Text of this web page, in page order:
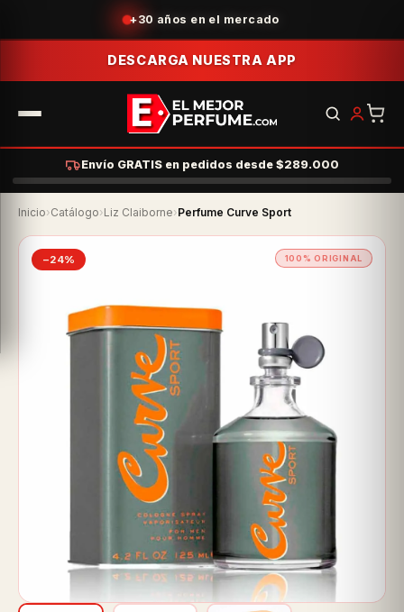
Acumula puntos con tus compras
DESCARGA NUESTRA APP
Envío GRATIS en pedidos desde $289.000
Inicio›Catálogo›Liz Claiborne›Perfume Curve Sport
−24% 100% ORIGINAL